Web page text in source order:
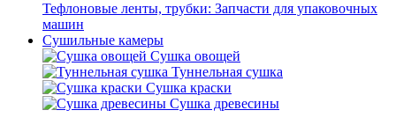
Тефлоновые ленты, трубки: Запчасти для упаковочных
машин
Сушильные камеры
Сушка овощей
Туннельная сушка
Сушка краски
Сушка древесины